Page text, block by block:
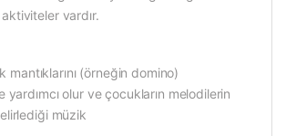
vardır.
mantıklarını (örneğin domino)
yardımcı olur ve çocukların melodilerin
müzik